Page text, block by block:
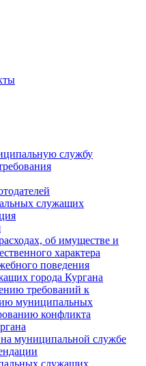
службу
служащих
об имуществе и
характера
поведения
города Кургана
требований к
муниципальных
конфликта
муниципальной службе
служащих